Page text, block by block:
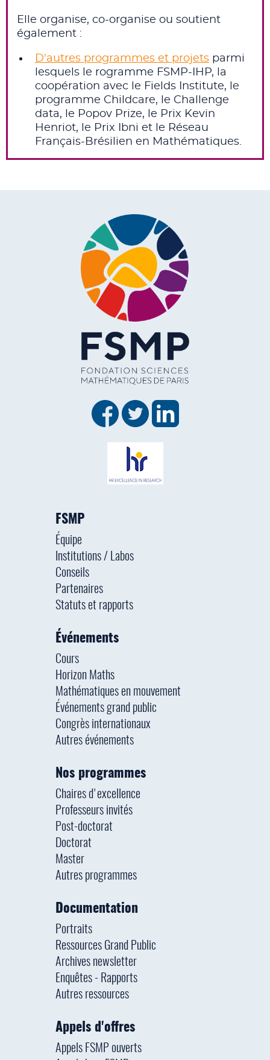
Elle organise, co-organise ou soutient
également :
D'autres programmes et projets parmi
lesquels le rogramme FSMP-IHP, la
coopération avec le Fields Institute, le
programme Childcare, le Challenge
data, le Popov Prize, le Prix Kevin
Henriot, le Prix Ibni et le Réseau
Français-Brésilien en Mathématiques.
FSMP
Équipe
Institutions / Labos
Conseils
Partenaires
Statuts et rapports
Événements
Cours
Horizon Maths
Mathématiques en mouvement
Événements grand public
Congrès internationaux
Autres événements
Nos programmes
Chaires d'excellence
Professeurs invités
Post-doctorat
Doctorat
Master
Autres programmes
Documentation
Portraits
Ressources Grand Public
Archives newsletter
Enquêtes - Rapports
Autres ressources
Appels d'offres
Appels FSMP ouverts